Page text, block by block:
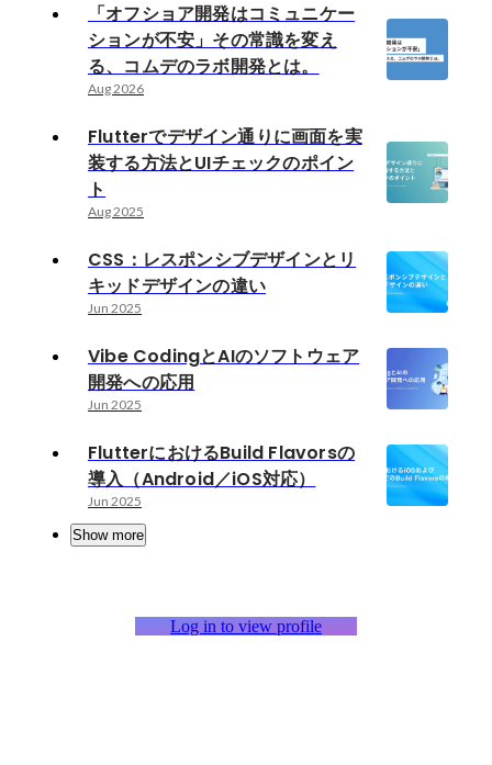
「オフショア開発はコミュニケー
ションが不安」その常識を変え
る、コムデのラボ開発とは。
Aug 2026
Flutterでデザイン通りに画面を実
装する方法とUIチェックのポイン
ト
Aug 2025
CSS：レスポンシブデザインとリ
キッドデザインの違い
Jun 2025
Vibe CodingとAIのソフトウェア
開発への応用
Jun 2025
FlutterにおけるBuild Flavorsの
導入（Android／iOS対応）
Jun 2025
Show more
Log in to view profile